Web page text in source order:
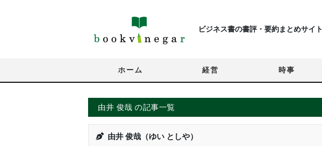
ビジネス書の書評・要約まとめサイト
ホーム 経営 時事
由井 俊哉 の記事一覧
由井 俊哉（ゆい としや）